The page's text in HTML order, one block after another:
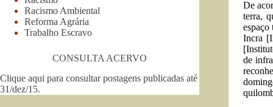
De
terra,
Incra
de
Racismo Ambiental
Reforma Agrária
Trabalho Escravo
CONSULTA ACERVO
Clique aqui para consultar postagens publicadas até
31/dez/15.